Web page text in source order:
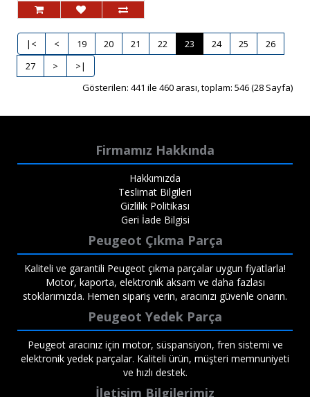
|< < 19 20 21 22 23 24 25
26
27
>
>|
Gösterilen: 441 ile 460 arası, toplam: 546 (28 Sayfa)
Firmamız Hakkında
Hakkımızda
Teslimat Bilgileri
Gizlilik Politikası
Geri İade Bilgisi
Peugeot Çıkma Parça
Kaliteli ve garantili Peugeot çıkma parçalar uygun fiyatlarla!
Motor, kaporta, elektronik aksam ve daha fazlası
stoklarımızda. Hemen sipariş verin, aracınızı güvenle onarın.
Peugeot Yedek Parça
Peugeot aracınız için motor, süspansiyon, fren sistemi ve
elektronik yedek parçalar. Kaliteli ürün, müşteri memnuniyeti
ve hızlı destek.
İletişim Bilgilerimiz